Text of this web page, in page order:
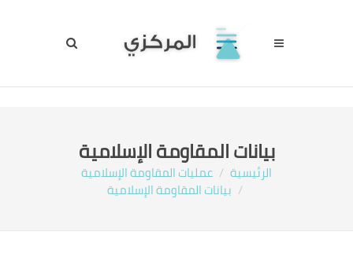
بيانات المقاومة الإسلامية
الرئيسية عمليات المقاومة الإسلامية
بيانات المقاومة الإسلامية